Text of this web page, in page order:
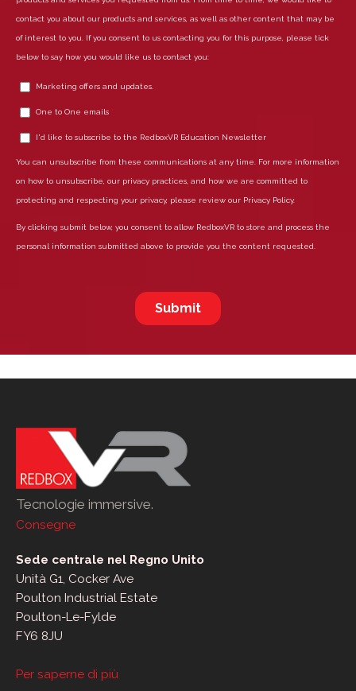
Tecnologie immersive.
Consegne
Sede centrale nel Regno Unito
Unità G1, Cocker Ave
Poulton Industrial Estate
Poulton-Le-Fylde
FY6 8JU
Per saperne di più